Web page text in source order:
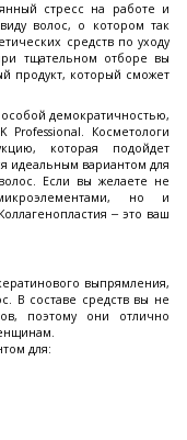
стресс на работе и
волос, о котором так
средств по уходу
тщательном отборе вы
продукт, который сможет
особой демократичностью,
Professional. Косметологи
которая подойдет
идеальным вариантом для
Если вы желаете не
но и
‒ это ваш
выпрямления,
В составе средств вы не
поэтому они отлично
для: